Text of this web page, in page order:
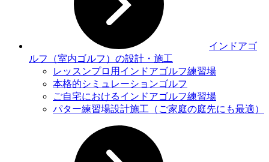
インドアゴ
ルフ（室内ゴルフ）の設計・施工
レッスンプロ用インドアゴルフ練習場
本格的シミュレーションゴルフ
ご自宅におけるインドアゴルフ練習場
パター練習場設計施工（ご家庭の庭先にも最適）